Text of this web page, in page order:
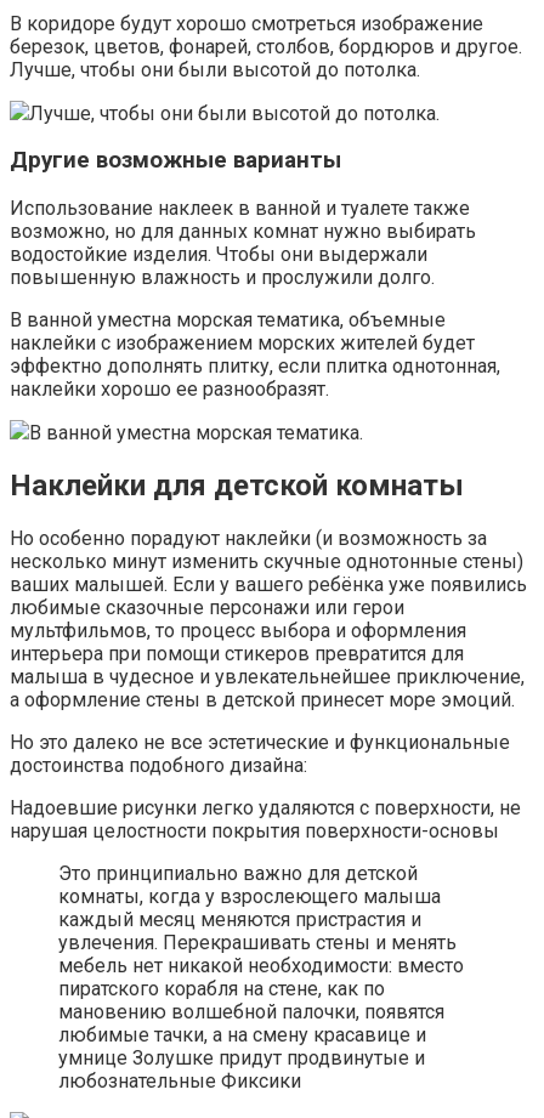
В коридоре будут хорошо смотреться изображение
березок, цветов, фонарей, столбов, бордюров и другое.
Лучше, чтобы они были высотой до потолка.
Лучше, чтобы они были высотой до потолка.
Другие возможные варианты
Использование наклеек в ванной и туалете также
возможно, но для данных комнат нужно выбирать
водостойкие изделия. Чтобы они выдержали
повышенную влажность и прослужили долго.
В ванной уместна морская тематика, объемные
наклейки с изображением морских жителей будет
эффектно дополнять плитку, если плитка однотонная,
наклейки хорошо ее разнообразят.
В ванной уместна морская тематика.
Наклейки для детской комнаты
Но особенно порадуют наклейки (и возможность за
несколько минут изменить скучные однотонные стены)
ваших малышей. Если у вашего ребёнка уже появились
любимые сказочные персонажи или герои
мультфильмов, то процесс выбора и оформления
интерьера при помощи стикеров превратится для
малыша в чудесное и увлекательнейшее приключение,
а оформление стены в детской принесет море эмоций.
Но это далеко не все эстетические и функциональные
достоинства подобного дизайна:
Надоевшие рисунки легко удаляются с поверхности, не
нарушая целостности покрытия поверхности-основы
Это принципиально важно для детской
комнаты, когда у взрослеющего малыша
каждый месяц меняются пристрастия и
увлечения. Перекрашивать стены и менять
мебель нет никакой необходимости: вместо
пиратского корабля на стене, как по
мановению волшебной палочки, появятся
любимые тачки, а на смену красавице и
умнице Золушке придут продвинутые и
любознательные Фиксики